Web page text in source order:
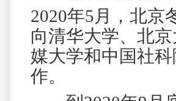
2020年5月，北京
向清华大学、北
媒大学和中国社
作。